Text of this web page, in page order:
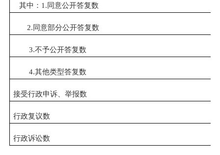
其中：1.同意公开答复数
2.同意部分公开答复数
3.不予公开答复数
4.其他类型答复数
接受行政申诉、举报数
行政复议数
行政诉讼数